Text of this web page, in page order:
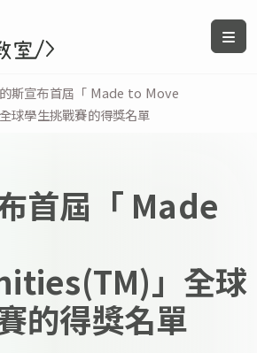
斯宣布首屆「 Made to Move
學生挑戰賽的得獎名單
首屆「 Made
」全球
的得獎名單